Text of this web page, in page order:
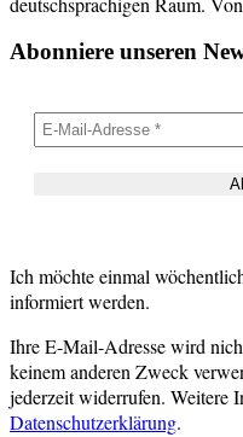
Abonniere unseren
Ich möchte einmal
informiert werden.
Ihre E-Mail-Adresse wird
keinem anderen Zweck
jederzeit widerrufen. Weitere
Datenschutzerklärung.